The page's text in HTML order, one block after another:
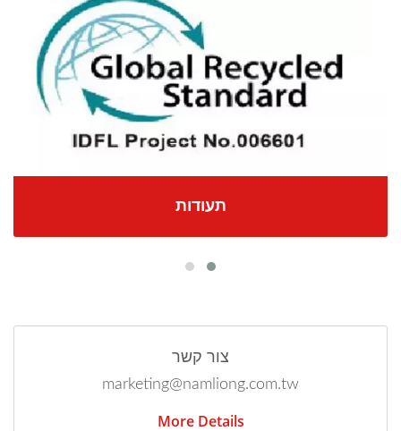
תעודות
צור קשר
marketing@namliong.com.tw
More Details